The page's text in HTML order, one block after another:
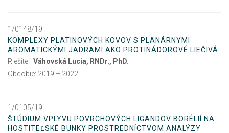
1/0148/19
KOMPLEXY PLATINOVÝCH KOVOV S PLANÁRNYMI
AROMATICKÝMI JADRAMI AKO PROTINÁDOROVÉ LIEČIVÁ
Riešiteľ: Váhovská Lucia, RNDr., PhD.
Obdobie: 2019 – 2022
1/0105/19
ŠTÚDIUM VPLYVU POVRCHOVÝCH LIGANDOV BORÉLIÍ NA
HOSTITEĽSKÉ BUNKY PROSTREDNÍCTVOM ANALÝZY